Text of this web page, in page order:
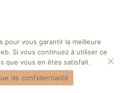
pour vous garantir la meilleure
Si vous continuez à utiliser ce
que vous en êtes satisfait.
de confidentialité